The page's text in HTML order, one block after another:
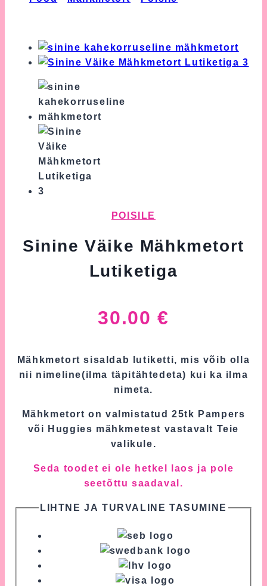
POISILE
Sinine Väike Mähkmetort
Lutiketiga
30.00 €
Mähkmetort sisaldab lutiketti, mis võib olla
nii nimeline(ilma täpitähtedeta) kui ka ilma
nimeta.
Mähkmetort on valmistatud 25tk Pampers
või Huggies mähkmetest vastavalt Teie
valikule.
Seda toodet ei ole hetkel laos ja pole
seetõttu saadaval.
LIHTNE JA TURVALINE TASUMINE